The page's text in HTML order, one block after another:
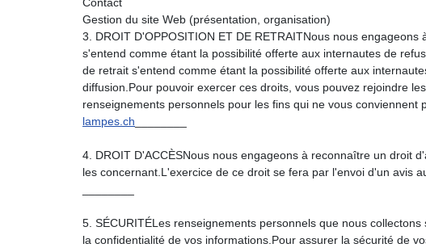
Gestion du site Web (présentation, organisation)
3. DROIT D'OPPOSITION ET DE RETRAITNous nous
s'entend comme étant la possibilité offerte aux internautes de
de retrait s'entend comme étant la possibilité offerte aux
diffusion.Pour pouvoir exercer ces droits, vous pouvez rejoindre
renseignements personnels pour les fins qui ne vous
lampes.ch
4. DROIT D'ACCÈSNous nous engageons à reconnaître un droit
les concernant.L'exercice de ce droit se fera par l'envoi d'un avis
5. SÉCURITÉLes renseignements personnels que nous
la confidentialité de vos informations.Pour assurer la sécurité de